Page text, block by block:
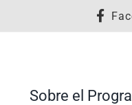
Sobre el